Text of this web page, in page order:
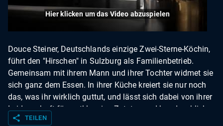
Hier klicken um das Video abzuspielen
Douce Steiner, Deutschlands einzige Zwei-Sterne-Köchin,
führt den "Hirschen" in Sulzburg als Familienbetrieb.
Gemeinsam mit ihrem Mann und ihrer Tochter widmet sie
sich ganz dem Essen. In ihrer Küche kreiert sie nur noch
das, was ihr wirklich guttut, und lässt sich dabei von ihrer
Leidenschaft für erstklassige Zutaten und handwerkliche
Präzision leiten. Im "Hirschen" wird Teamarbeit
share TEILEN